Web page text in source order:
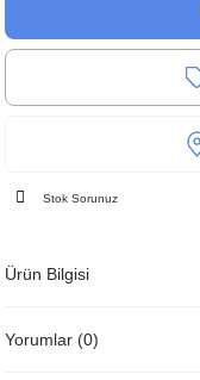
Stok Sorunuz
Ürün Bilgisi
Yorumlar (0)